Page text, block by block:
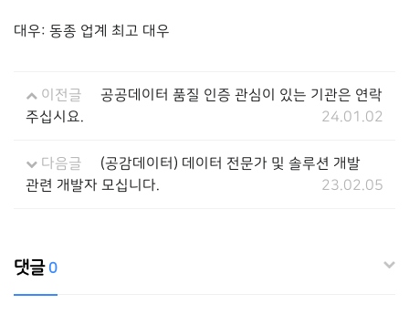
대우: 동종 업계 최고 대우
이전글
공공데이터 품질 인증 관심이 있는 기관은 연락
주십시요.
24.01.02
다음글
(공감데이터) 데이터 전문가 및 솔루션 개발
관련 개발자 모십니다.
23.02.05
댓글0
댓글목록